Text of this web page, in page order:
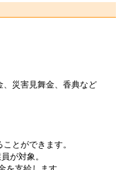
災害見舞金、香典など
とができます。
が対象。